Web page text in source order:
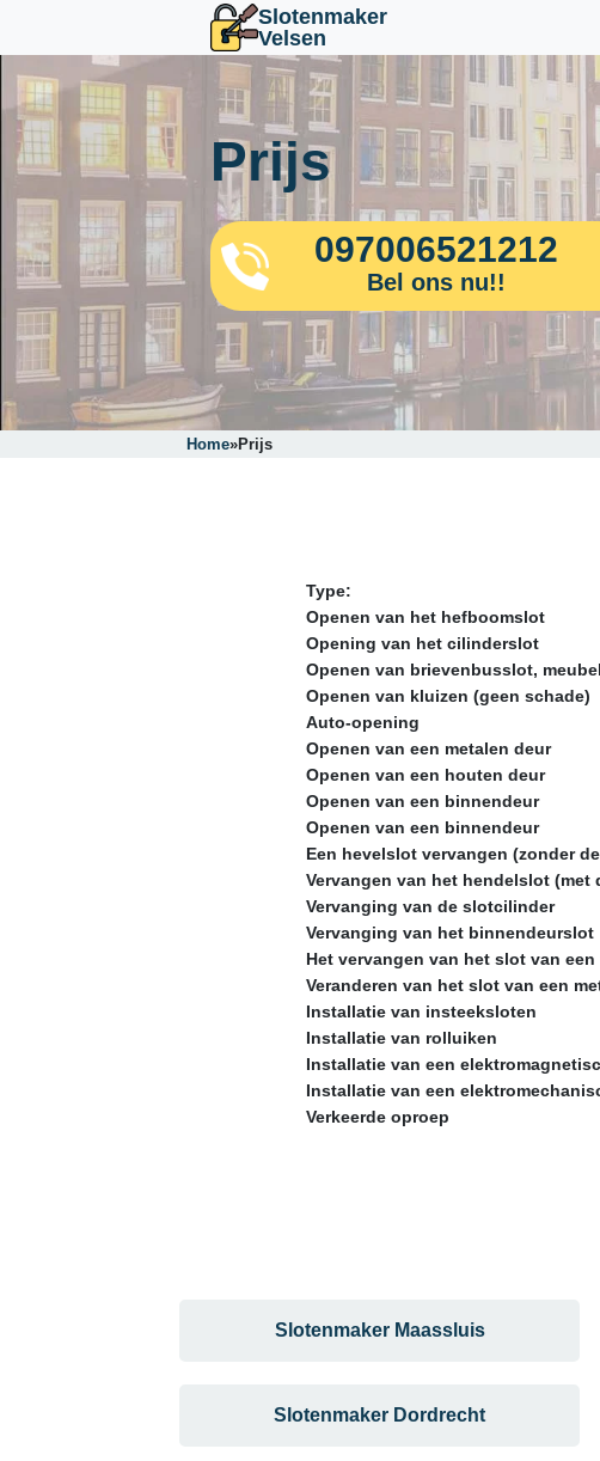
Slotenmaker
Velsen
Prijs
097006521212
Bel ons nu!!
Home»Prijs
Type:
Openen van het hefboomslot
Opening van het cilinderslot
Openen van brievenbusslot,
Openen van kluizen (geen schade)
Auto-opening
Openen van een metalen deur
Openen van een houten deur
Openen van een binnendeur
Openen van een binnendeur
Een hevelslot vervangen (zonder
Vervangen van het hendelslot (met
Vervanging van de slotcilinder
Vervanging van het binnendeurslot
Het vervangen van het slot van
Veranderen van het slot van een
Installatie van insteeksloten
Installatie van rolluiken
Installatie van een
Installatie van een
Verkeerde oproep
Slotenmaker Maassluis
Slotenmaker Dordrecht